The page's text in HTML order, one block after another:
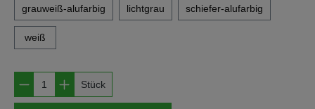
grauweiß-alufarbig lichtgrau schiefer-alufarbig
weiß
Produkt Anzahl: Gib den gewünschten
Stück